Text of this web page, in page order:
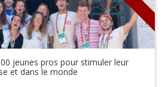
jeunes pros pour stimuler leur
et dans le monde